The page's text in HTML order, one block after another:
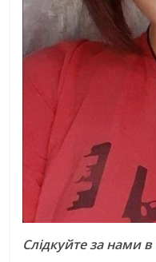
Слідкуйте за нами в